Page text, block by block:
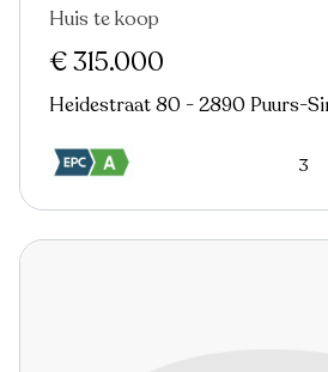
Huis te koop
€ 315.000
Heidestraat 80 - 2890 Puurs-
3